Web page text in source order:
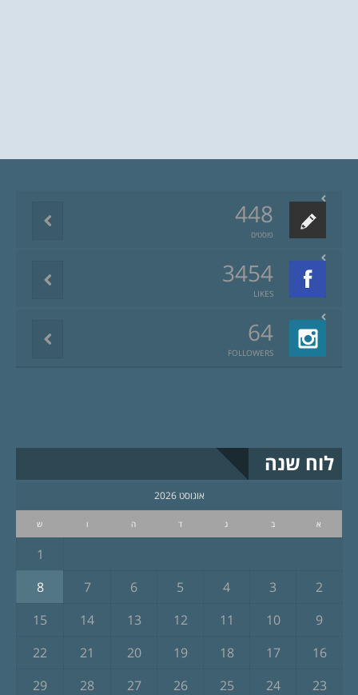
448
פוסטים
3454
LIKES
64
FOLLOWERS
לוח שנה
אוגוסט 2026
א ב ג ד ה ו ש
1
2
3
4
5
6
7
8
9
10
11
12
13
14
15
16
17
18
19
20
21
22
23
24
25
26
27
28
29